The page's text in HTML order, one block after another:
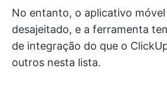
No entanto, o aplicativo móvel
desajeitado, e a ferramenta
de integração do que o
outros nesta lista.